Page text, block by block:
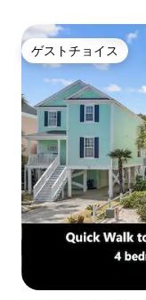
ゲストチョイス
ゲストチョイス